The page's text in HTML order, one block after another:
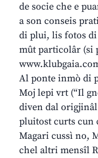
de socie che e
a son conseis
di plui, lis fotos
mût particolâr (si
Al ponte inmò di
Moj lepi vrt (“Il
diven dal
pluitost curts cun
Magari cussì no,
chel altri mensîl